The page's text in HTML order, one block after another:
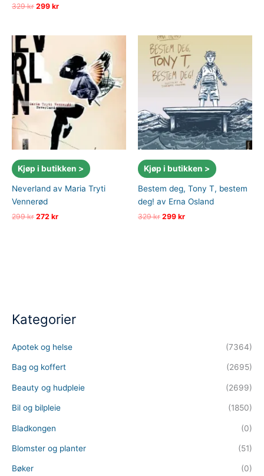
329kr Opprinnelig
329 kr.
299 krNåværende
299 kr.
Kjøp i butikken >
Neverland av Maria Tryti
Vennerød
299kr Opprinnelig
272 krNåværende
Kjøp i butikken >
Bestem deg, Tony T, bestem
deg! av Erna Osland
329kr Opprinnelig
299 krNåværende
Kategorier
Apotek og helse (7364)
Bag og koffert (2695)
Beauty og hudpleie (2699)
Bil og bilpleie (1850)
Bladkongen (0)
Blomster og planter (51)
Bøker (0)